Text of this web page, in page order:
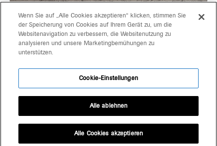
progetti
gerd bergmeister arch
schlachthausgasse 3
39042 brixen
+39 0472 80 11 29
Wenn Sie auf „Alle Cookies akzeptieren“ klicken, stimmen Sie
der Speicherung von Cookies auf Ihrem Gerät zu, um die
Websitenavigation zu verbessern, die Websitenutzung zu
analysieren und unsere Marketingbemühungen zu
unterstützen.
Cookie-Einstellungen
Alle ablehnen
Alle Cookies akzeptieren